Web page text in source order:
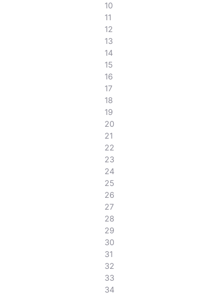
10
11
12
13
14
15
16
17
18
19
20
21
22
23
24
25
26
27
28
29
30
31
32
33
34